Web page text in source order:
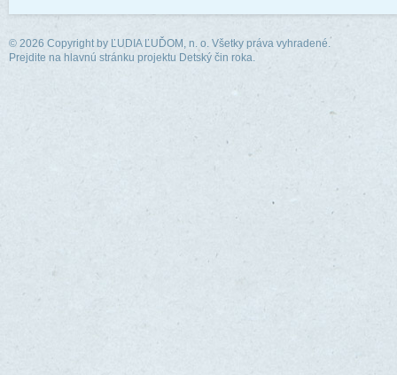
© 2026 Copyright by ĽUDIA ĽUĎOM, n. o. Všetky práva vyhradené.
Prejdite na hlavnú stránku projektu Detský čin roka.